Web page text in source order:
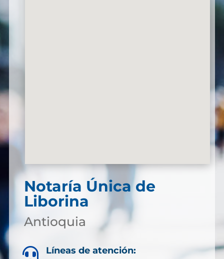
Notaría Única de
Liborina
Antioquia
 Líneas de atención: